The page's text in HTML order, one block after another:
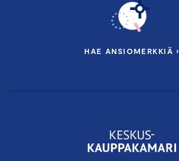
HAE ANSIOMERKKIÄ ›